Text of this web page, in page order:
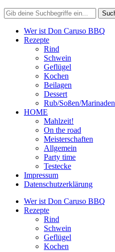
Wer ist Don Caruso BBQ
Rezepte
Rind
Schwein
Geflügel
Kochen
Beilagen
Dessert
Rub/Soßen/Marinaden
HOME
Mahlzeit!
On the road
Meisterschaften
Allgemein
Party time
Testecke
Impressum
Datenschutzerklärung
Wer ist Don Caruso BBQ
Rezepte
Rind
Schwein
Geflügel
Kochen